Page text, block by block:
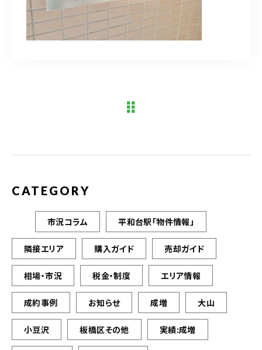
CATEGORY
市況コラム 平和台駅「物件情報」
隣接エリア 購入ガイド 売却ガイド
相場・市況 税金・制度 エリア情報
成約事例 お知らせ 成増 大山
小豆沢 板橋区その他 実績:成増
03-6909-2648
お問い合わせはこちら